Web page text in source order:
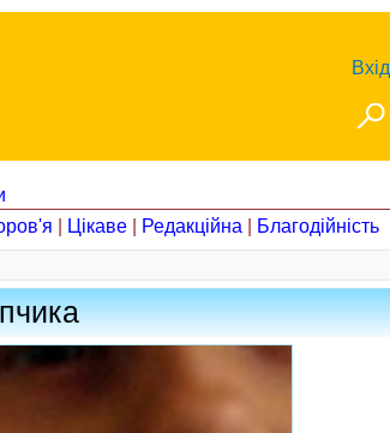
Вхід
Цікаве Редакційна
Благодійність